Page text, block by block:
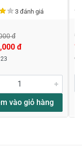
3 đánh giá
đ
đ
vào giỏ hàng